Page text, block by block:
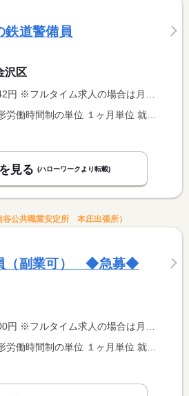
鉄道警備員
沢区
合は月額（換算額）、パート求人の場合は時間額を表示しています。
見る (ハローワークより転載)
公共職業安定所 本庄出張所）
員（副業可） ◆急募◆
合は月額（換算額）、パート求人の場合は時間額を表示しています。